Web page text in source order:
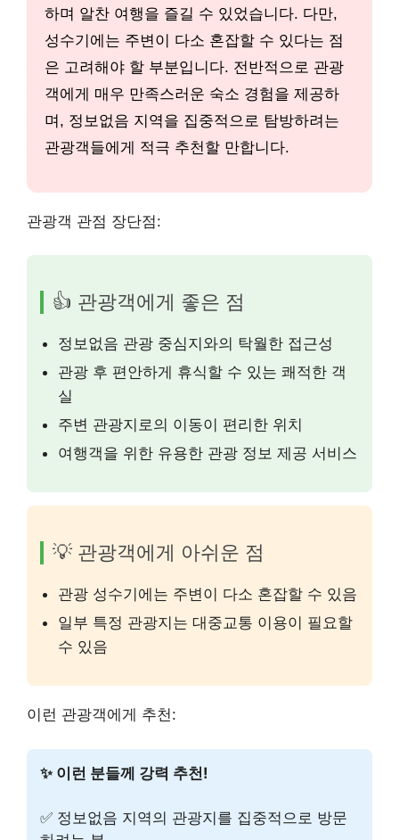
하며 알찬 여행을 즐길 수 있었습니다. 다만,
성수기에는 주변이 다소 혼잡할 수 있다는 점
은 고려해야 할 부분입니다. 전반적으로 관광
객에게 매우 만족스러운 숙소 경험을 제공하
며, 정보없음 지역을 집중적으로 탐방하려는
관광객들에게 적극 추천할 만합니다.
관광객 관점 장단점:
👍 관광객에게 좋은 점
정보없음 관광 중심지와의 탁월한 접근성
관광 후 편안하게 휴식할 수 있는 쾌적한 객
실
주변 관광지로의 이동이 편리한 위치
여행객을 위한 유용한 관광 정보 제공 서비스
💡 관광객에게 아쉬운 점
관광 성수기에는 주변이 다소 혼잡할 수 있음
일부 특정 관광지는 대중교통 이용이 필요할
수 있음
이런 관광객에게 추천:
✨ 이런 분들께 강력 추천!
✅ 정보없음 지역의 관광지를 집중적으로 방문